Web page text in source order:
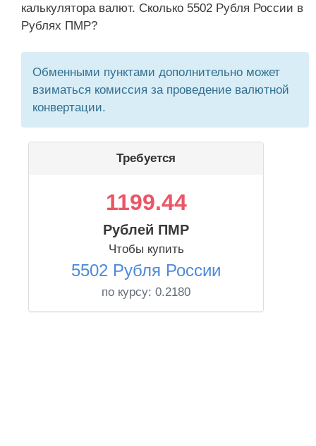
калькулятора валют. Сколько 5502 Рубля России в
Рублях ПМР?
Обменными пунктами дополнительно может
взиматься комиссия за проведение валютной
конвертации.
Требуется
1199.44
Рублей ПМР
Чтобы купить
5502 Рубля России
по курсу: 0.2180